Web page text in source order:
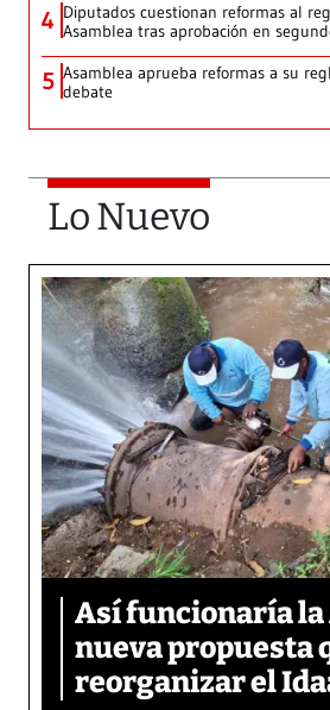
4 Diputados cuestionan reformas al
Asamblea tras aprobación en
5 Asamblea aprueba reformas a su
debate
Lo Nuevo
Así funcionaría la
nueva propuesta
reorganizar el